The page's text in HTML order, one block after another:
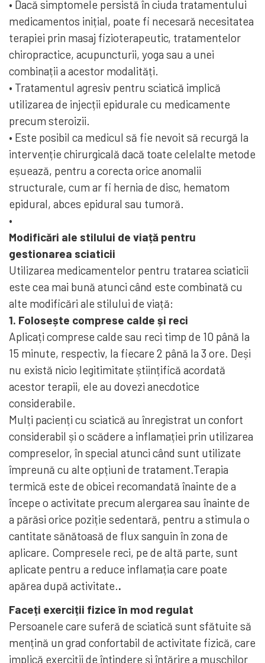
• Dacă simptomele persistă în ciuda tratamentului
medicamentos inițial, poate fi necesară necesitatea
terapiei prin masaj fizioterapeutic, tratamentelor
chiropractice, acupuncturii, yoga sau a unei
combinații a acestor modalități.
• Tratamentul agresiv pentru sciatică implică
utilizarea de injecții epidurale cu medicamente
precum steroizii.
• Este posibil ca medicul să fie nevoit să recurgă la
intervenție chirurgicală dacă toate celelalte metode
eșuează, pentru a corecta orice anomalii
structurale, cum ar fi hernia de disc, hematom
epidural, abces epidural sau tumoră.
•
Modificări ale stilului de viață pentru
gestionarea sciaticii
Utilizarea medicamentelor pentru tratarea sciaticii
este cea mai bună atunci când este combinată cu
alte modificări ale stilului de viață:
1. Folosește comprese calde și reci
Aplicați comprese calde sau reci timp de 10 până la
15 minute, respectiv, la fiecare 2 până la 3 ore. Deși
nu există nicio legitimitate științifică acordată
acestor terapii, ele au dovezi anecdotice
considerabile.
Mulți pacienți cu sciatică au înregistrat un confort
considerabil și o scădere a inflamației prin utilizarea
compreselor, în special atunci când sunt utilizate
împreună cu alte opțiuni de tratament.Terapia
termică este de obicei recomandată înainte de a
începe o activitate precum alergarea sau înainte de
a părăsi orice poziție sedentară, pentru a stimula o
cantitate sănătoasă de flux sanguin în zona de
aplicare. Compresele reci, pe de altă parte, sunt
aplicate pentru a reduce inflamația care poate
apărea după activitate. .
Faceți exerciții fizice în mod regulat
Persoanele care suferă de sciatică sunt sfătuite să
mențină un grad confortabil de activitate fizică, care
implică exerciții de întindere și întărire a mușchilor